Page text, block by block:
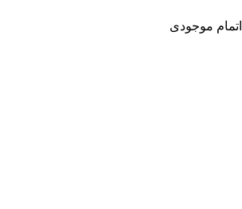
اتمام موجودی